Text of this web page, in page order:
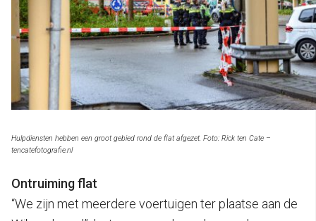
Hulpdiensten hebben een groot gebied rond de flat afgezet. Foto: Rick ten Cate –
tencatefotografie.nl
Ontruiming flat
“We zijn met meerdere voertuigen ter plaatse aan de